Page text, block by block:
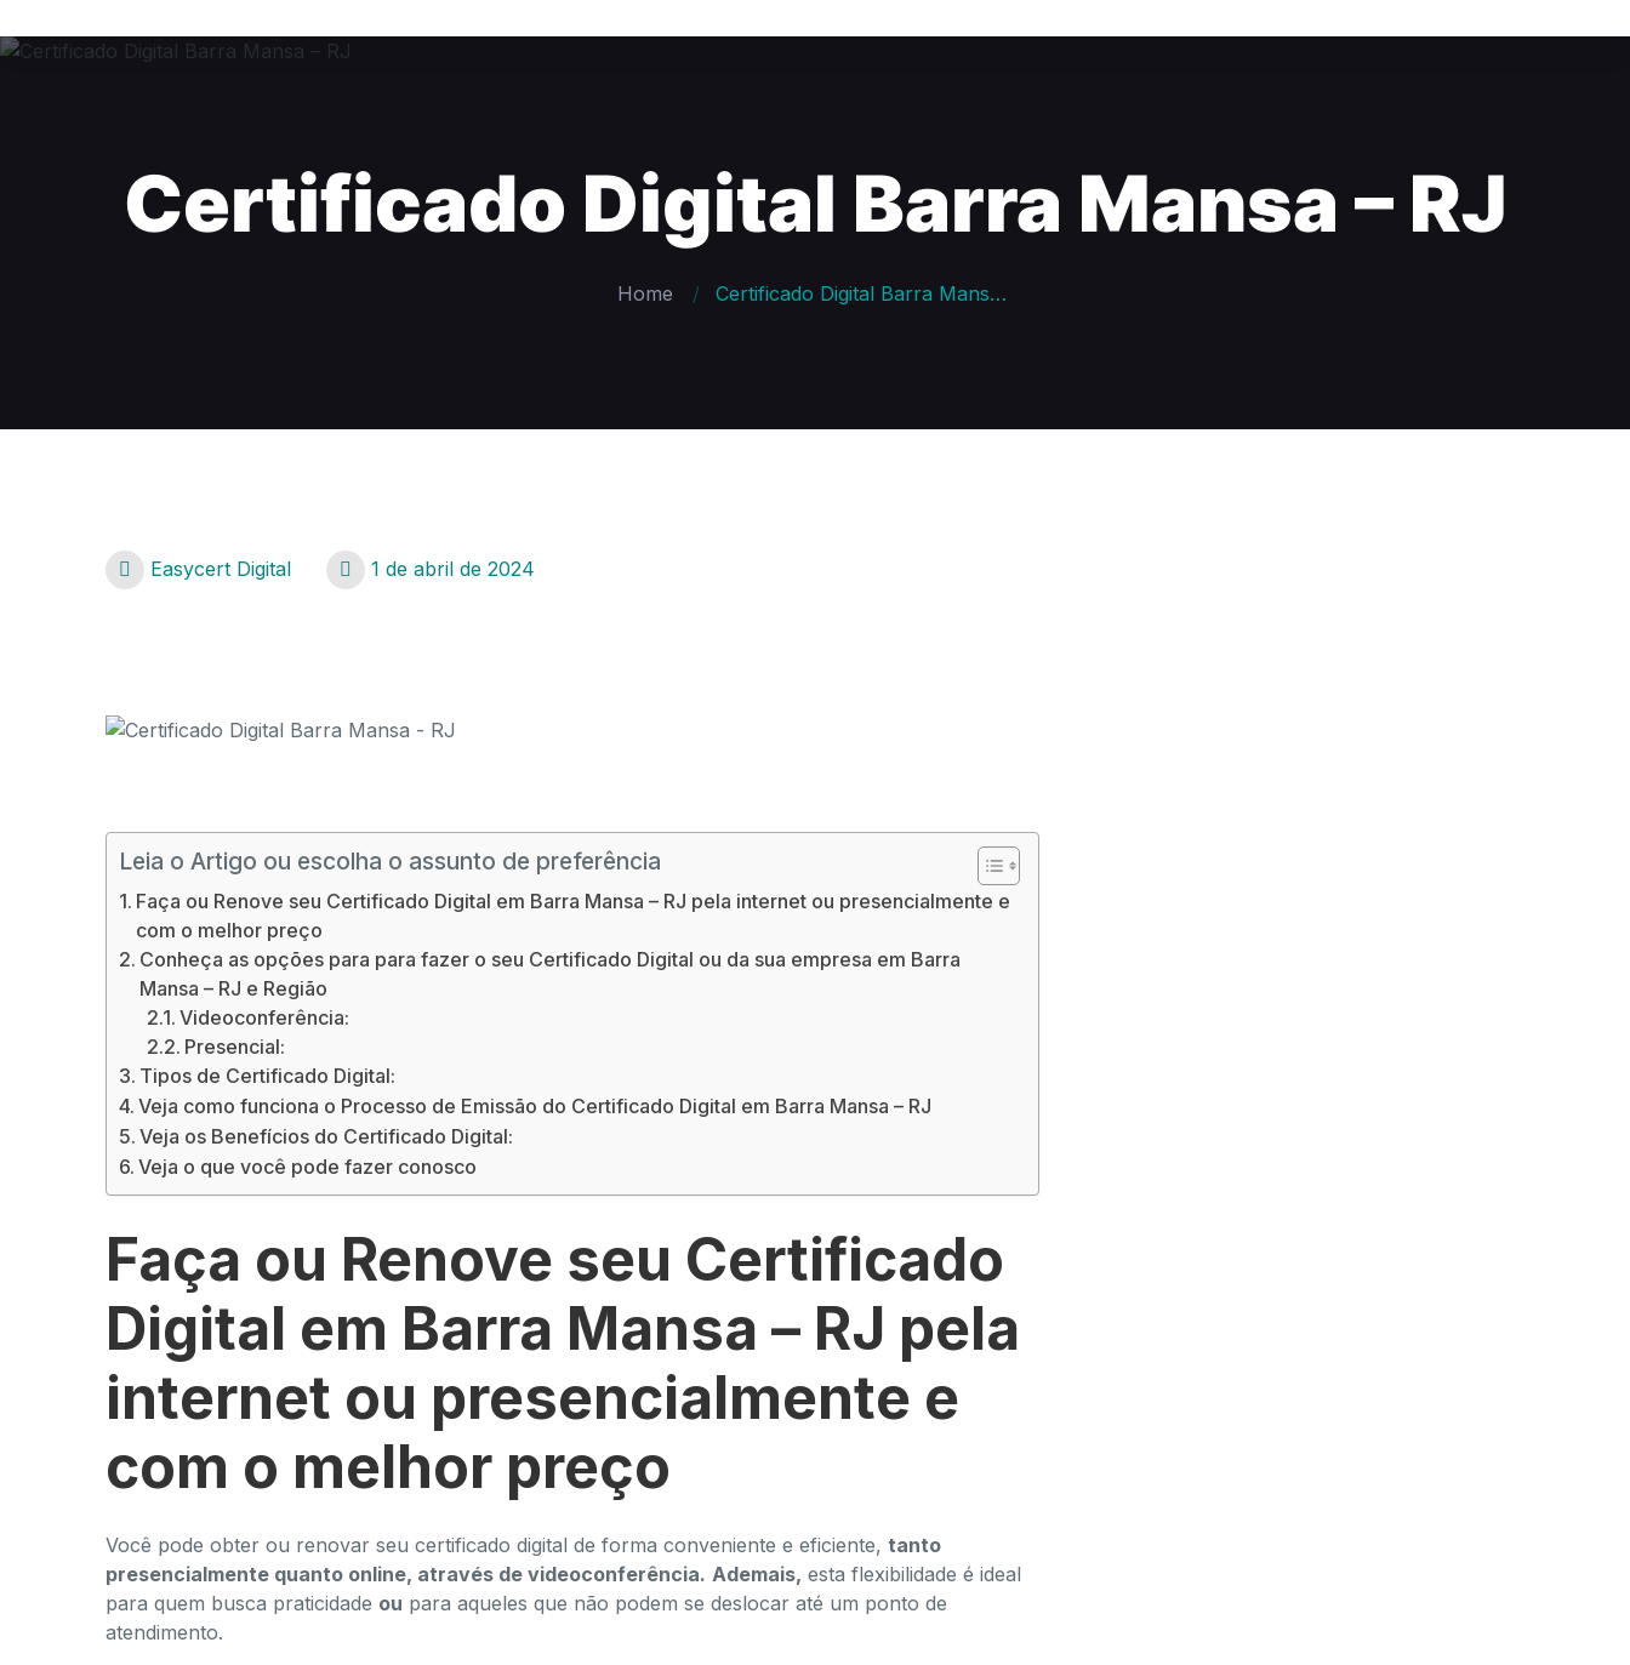
Certificado Digital Barra Mansa – RJ
Home Certificado Digital Barra Mansa – RJ
Easycert Digital 1 de abril de 2024
Leia o Artigo ou escolha o assunto de preferência
Faça ou Renove seu Certificado Digital em Barra Mansa – RJ pela internet ou presencialmente e
com o melhor preço
Conheça as opções para para fazer o seu Certificado Digital ou da sua empresa em Barra
Mansa – RJ e Região
Videoconferência:
Presencial:
Tipos de Certificado Digital:
Veja como funciona o Processo de Emissão do Certificado Digital em Barra Mansa – RJ
Veja os Benefícios do Certificado Digital:
Veja o que você pode fazer conosco
Faça ou Renove seu Certificado
Digital em Barra Mansa – RJ pela
internet ou presencialmente e
com o melhor preço
Você pode obter ou renovar seu certificado digital de forma conveniente e eficiente, tanto
presencialmente quanto online, através de videoconferência. Ademais, esta flexibilidade é ideal
para quem busca praticidade ou para aqueles que não podem se deslocar até um ponto de
atendimento.